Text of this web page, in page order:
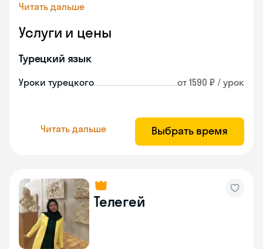
Читать дальше
Услуги и цены
Турецкий язык
Уроки турецкого от 1590 ₽ / урок
Читать дальше Выбрать время
Телегей